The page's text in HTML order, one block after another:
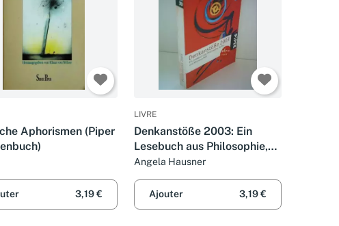
Aphorismen (Piper
3,19 €
LIVRE
Denkanstöße 2003: Ein
Lesebuch aus Philosophie,
Kultur und Wissenschaft
(Piper Taschenbuch, Band
3616)
Angela Hausner
Ajouter 3,19 €